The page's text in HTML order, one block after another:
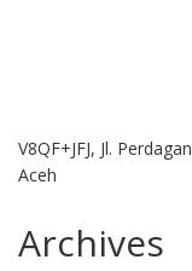
V8QF+JFJ, Jl.
Aceh
Archives